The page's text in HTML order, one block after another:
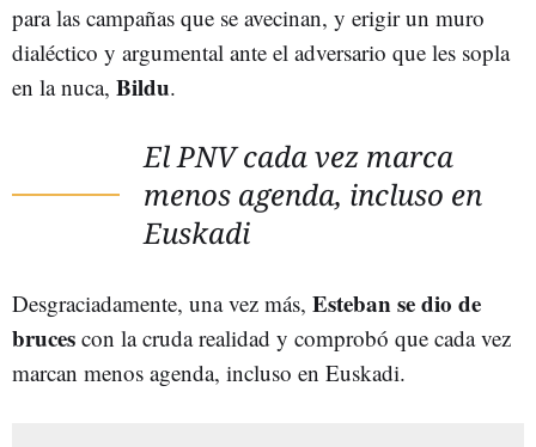
para las campañas que se avecinan, y erigir un muro
dialéctico y argumental ante el adversario que les sopla
en la nuca, Bildu.
El PNV cada vez marca
menos agenda, incluso en
Euskadi
Desgraciadamente, una vez más, Esteban se dio de
bruces con la cruda realidad y comprobó que cada vez
marcan menos agenda, incluso en Euskadi.